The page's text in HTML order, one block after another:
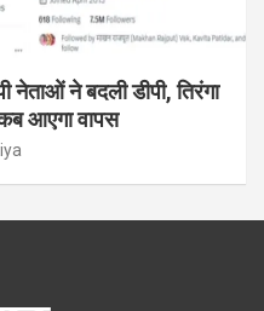
नेताओं ने बदली डीपी, तिरंगा
आएगा वापस